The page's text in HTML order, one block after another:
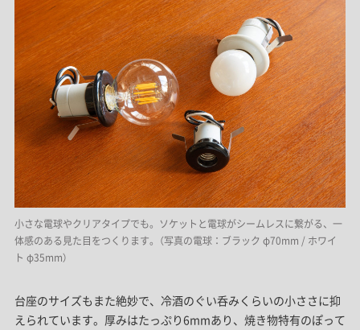
小さな電球やクリアタイプでも。ソケットと電球がシームレスに繋がる、一
体感のある見た目をつくります。（写真の電球：ブラック φ70mm / ホワイ
ト φ35mm）
台座のサイズもまた絶妙で、冷酒のぐい呑みくらいの小ささに抑
えられています。厚みはたっぷり6mmあり、焼き物特有のぽって